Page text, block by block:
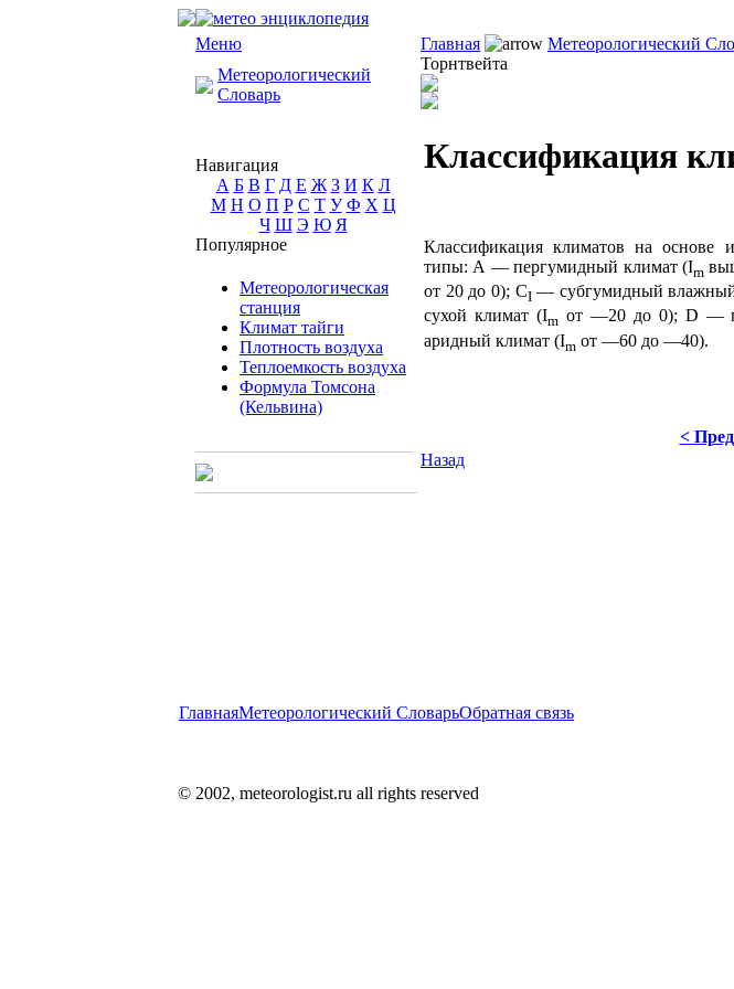
Меню
Метеорологический
Словарь
Навигация
А Б В Г Д Е Ж З И К Л
М Н О П Р С Т У Ф Х Ц
Ч Ш Э Ю Я
Популярное
Метеорологическая
станция
Климат тайги
Плотность воздуха
Теплоемкость воздуха
Формула Томсона
(Кельвина)
Главная Метеорологический
Торнтвейта
Классификация
Классификация климатов на основе
типы: А — пергумидный климат (Im
от 20 до 0); CI— субгумидный
сухой климат (Im от —20 до 0); D —
аридный климат (Im от —60 до —40).
<
Назад
ГлавнаяМетеорологический СловарьОбратная связь
© 2002, meteorologist.ru all rights reserved